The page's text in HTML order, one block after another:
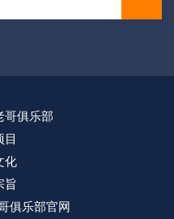
哥俱乐部
目
化
旨
俱乐部官网